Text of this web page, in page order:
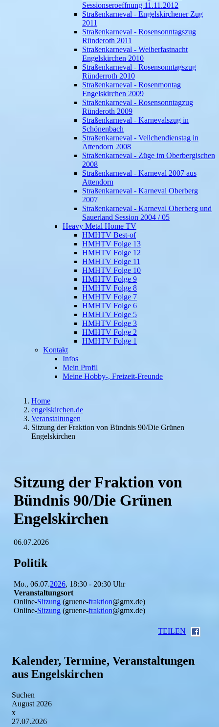
Sessionseroeffnung 11.11.2012
Straßenkarneval - Engelskirchener Zug
2011
Straßenkarneval - Rosensonntagszug
Ründeroth 2011
Straßenkarneval - Weiberfastnacht
Engelskirchen 2010
Straßenkarneval - Rosensonntagszug
Ründerroth 2010
Straßenkarneval - Rosenmontag
Engelskirchen 2009
Straßenkarneval - Rosensonntagzug
Ründeroth 2009
Straßenkarneval - Karnevalszug in
Schönenbach
Straßenkarneval - Veilchendienstag in
Attendorn 2008
Straßenkarneval - Züge im Oberbergischen
2008
Straßenkarneval - Karneval 2007 aus
Attendorn
Straßenkarneval - Karneval Oberberg
2007
Straßenkarneval - Karneval Oberberg und
Sauerland Session 2004 / 05
Heavy Metal Home TV
HMHTV Best-of
HMHTV Folge 13
HMHTV Folge 12
HMHTV Folge 11
HMHTV Folge 10
HMHTV Folge 9
HMHTV Folge 8
HMHTV Folge 7
HMHTV Folge 6
HMHTV Folge 5
HMHTV Folge 3
HMHTV Folge 2
HMHTV Folge 1
Kontakt
Infos
Mein Profil
Meine Hobby-, Freizeit-Freunde
Home
engelskirchen.de
Veranstaltungen
Sitzung der Fraktion von Bündnis 90/Die Grünen
Engelskirchen
Sitzung der Fraktion von
Bündnis 90/Die Grünen
Engelskirchen
06.07.2026
Politik
Mo., 06.07.2026, 18:30 - 20:30 Uhr
Veranstaltungsort
Online-Sitzung (gruene-fraktion@gmx.de)
Online-Sitzung (gruene-fraktion@gmx.de)
TEILEN
Kalender, Termine, Veranstaltungen
aus Engelskirchen
Suchen
August 2026
x
27.07.2026